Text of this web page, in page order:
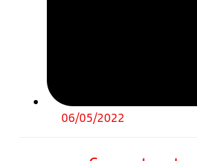
06/05/2022